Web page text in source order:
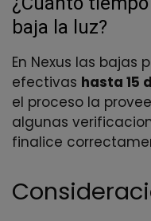
baja la luz?
En Nexus las bajas
efectivas hasta 15
el proceso la
algunas
finalice